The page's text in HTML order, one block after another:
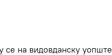
на видовданску уопште